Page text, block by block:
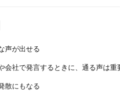
声が出せる
会社で発言するときに、通る声は重
散にもなる